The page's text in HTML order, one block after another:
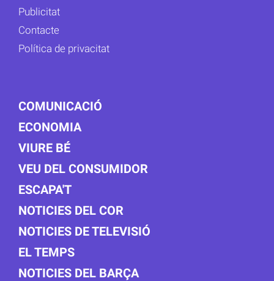
Publicitat
Contacte
Política de privacitat
COMUNICACIÓ
ECONOMIA
VIURE BÉ
VEU DEL CONSUMIDOR
ESCAPA'T
NOTICIES DEL COR
NOTICIES DE TELEVISIÓ
EL TEMPS
NOTICIES DEL BARÇA